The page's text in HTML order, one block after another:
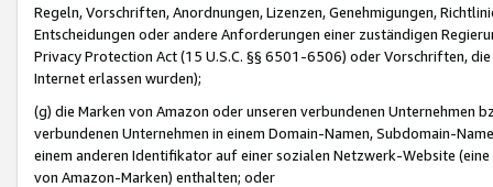
Regeln, Vorschriften, Anordnungen, Lizenzen, Genehmigungen,
Entscheidungen oder andere Anforderungen einer zuständigen
Privacy Protection Act (15 U.S.C. §§ 6501-6506) oder Vorschriften,
Internet erlassen wurden);
(g) die Marken von Amazon oder unseren verbundenen Unternehmen
verbundenen Unternehmen in einem Domain-Namen, Subdomain-
einem anderen Identifikator auf einer sozialen Netzwerk-Website
von Amazon-Marken) enthalten; oder